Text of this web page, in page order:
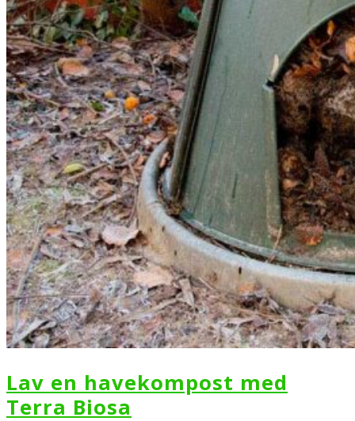
Lav en havekompost med
Terra Biosa